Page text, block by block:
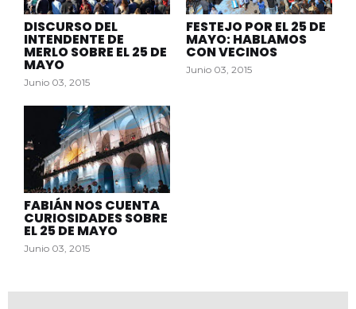
DISCURSO DEL
INTENDENTE DE
MERLO SOBRE EL 25 DE
MAYO
Junio 03, 2015
FESTEJO POR EL 25 DE
MAYO: HABLAMOS
CON VECINOS
Junio 03, 2015
FABIÁN NOS CUENTA
CURIOSIDADES SOBRE
EL 25 DE MAYO
Junio 03, 2015